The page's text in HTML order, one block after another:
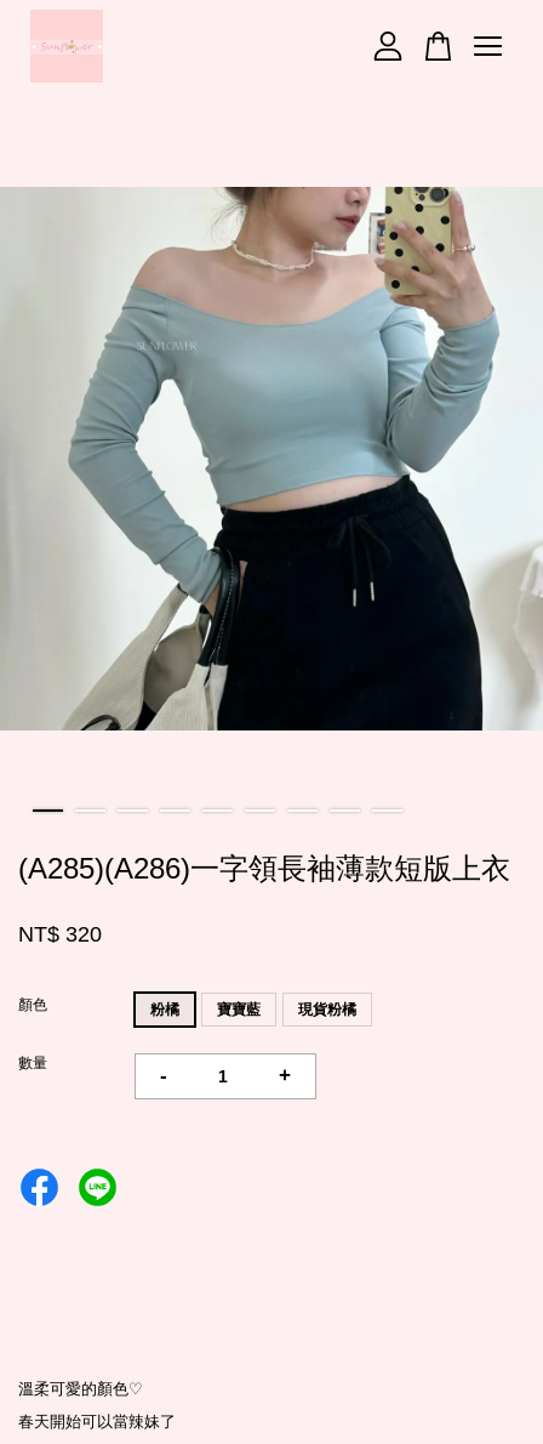
(A285)(A286)一字領長袖薄款短版上衣
NT$ 320
顏色 粉橘 寶寶藍 現貨粉橘
數量
- +
溫柔可愛的顏色♡
春天開始可以當辣妹了
繼續購物